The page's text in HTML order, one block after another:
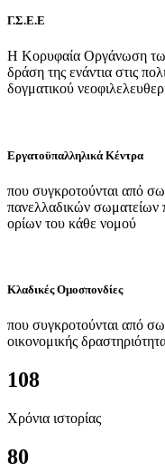
Γ.Σ.Ε.Ε
Η Κορυφαία Οργάνωση
δράση της ενάντια στις
δογματικού
Εργατοϋπαλληλικά Κέντρα
που συγκροτούνται από
πανελλαδικών σωματείων
ορίων του κάθε νομού
Κλαδικές Ομοσπονδίες
που συγκροτούνται από
οικονομικής
108
Χρόνια ιστορίας
80